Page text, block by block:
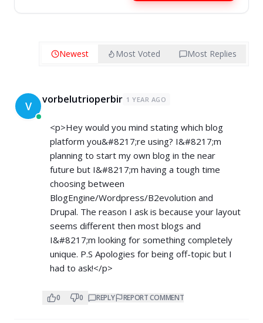
Newest Most Voted Most Replies
V vorbelutrioperbir 1 YEAR AGO
<p>Hey would you mind stating which blog
platform you&#8217;re using? I&#8217;m
planning to start my own blog in the near
future but I&#8217;m having a tough time
choosing between
BlogEngine/Wordpress/B2evolution and
Drupal. The reason I ask is because your layout
seems different then most blogs and
I&#8217;m looking for something completely
unique. P.S Apologies for being off-topic but I
had to ask!</p>
0 0 REPLY REPORT COMMENT